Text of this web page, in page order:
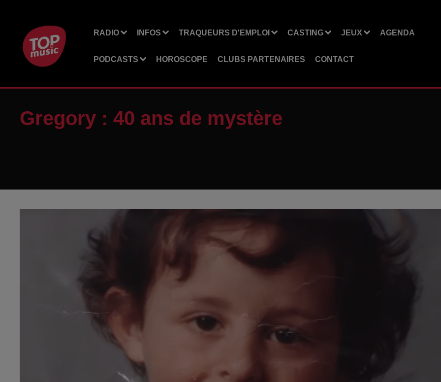
RADIO INFOS TRAQUEURS D'EMPLOI CASTING JEUX AGENDA
PODCASTS HOROSCOPE CLUBS PARTENAIRES CONTACT
Gregory : 40 ans de mystère